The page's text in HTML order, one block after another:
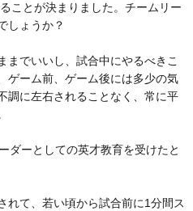
ことが決まりました。チームリー
しょうか？
でいいし、試合中にやるべきこ
ゲーム前、ゲーム後には多少の気
調に左右されることなく、常に平
ーとしての英才教育を受けたと
て、若い頃から試合前に1分間ス